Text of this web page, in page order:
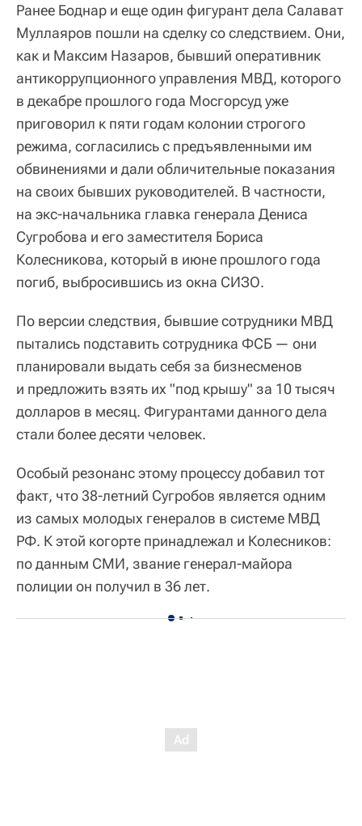
Ранее Боднар и еще один фигурант дела Салават
Муллаяров пошли на сделку со следствием. Они,
как и Максим Назаров, бывший оперативник
антикоррупционного управления МВД, которого
в декабре прошлого года Мосгорсуд уже
приговорил к пяти годам колонии строгого
режима, согласились с предъявленными им
обвинениями и дали обличительные показания
на своих бывших руководителей. В частности,
на экс-начальника главка генерала Дениса
Сугробова и его заместителя Бориса
Колесникова, который в июне прошлого года
погиб, выбросившись из окна СИЗО.
По версии следствия, бывшие сотрудники МВД
пытались подставить сотрудника ФСБ — они
планировали выдать себя за бизнесменов
и предложить взять их "под крышу" за 10 тысяч
долларов в месяц. Фигурантами данного дела
стали более десяти человек.
Особый резонанс этому процессу добавил тот
факт, что 38-летний Сугробов является одним
из самых молодых генералов в системе МВД
РФ. К этой когорте принадлежал и Колесников:
по данным СМИ, звание генерал-майора
полиции он получил в 36 лет.